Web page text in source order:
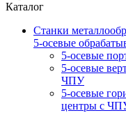
Каталог
Станки
5-осевые
5-осевые
5-осевые
ЧПУ
5-осевые
центры с